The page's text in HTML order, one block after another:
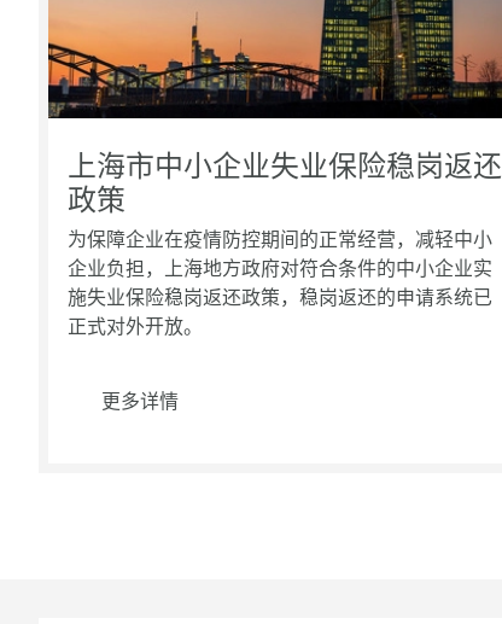
上海市中小企业失业保险稳岗返还
政策
为保障企业在疫情防控期间的正常经营，减轻中小
企业负担，上海地方政府对符合条件的中小企业实
施失业保险稳岗返还政策，稳岗返还的申请系统已
正式对外开放。
更多详情